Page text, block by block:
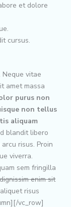
et dolore
cursus.
Neque vitae
amet massa
purus non
non tellus
aliquam
blandit libero
risus. Proin
viverra.
sem fringilla
enim sit
risus
vc_row]